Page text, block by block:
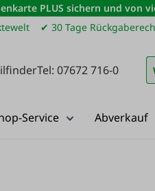
PLUS sichern und von
✔ 30 Tage
Tel: 07672 716-0
Service Abverkauf